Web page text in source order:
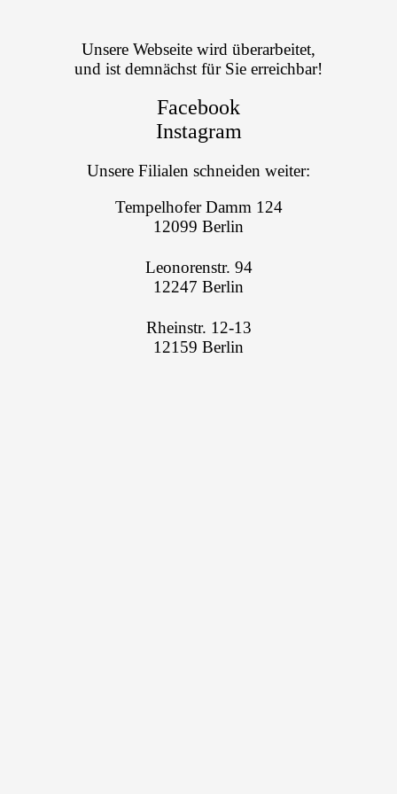
Unsere Webseite wird überarbeitet,
und ist demnächst für Sie erreichbar!
Facebook
Instagram
Unsere Filialen schneiden weiter:
Tempelhofer Damm 124
12099 Berlin
Leonorenstr. 94
12247 Berlin
Rheinstr. 12-13
12159 Berlin